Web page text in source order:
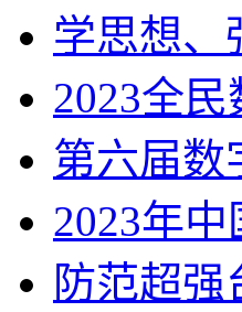
学思想、
2023全
第六届数
2023年
防范超强